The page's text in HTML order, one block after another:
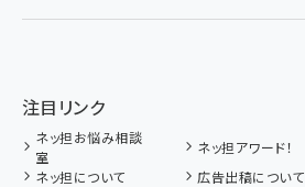
注目リンク
ネッ担お悩み相談
室
ネッ担アワード！
ネッ担について
広告出稿について